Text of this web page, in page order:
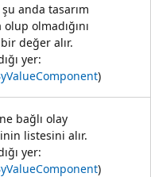
anda tasarım
olmadığını
değer alır.
yer:
)
bağlı olay
listesini alır.
yer:
)